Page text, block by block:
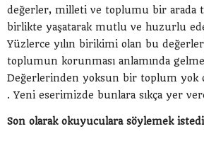
değerler, milleti ve toplumu bir arada
birlikte yaşatarak mutlu ve huzurlu
Yüzlerce yılın birikimi olan bu
toplumun korunması anlamında
Değerlerinden yoksun bir toplum yok
. Yeni eserimizde bunlara sıkça yer
Son olarak okuyuculara söylemek